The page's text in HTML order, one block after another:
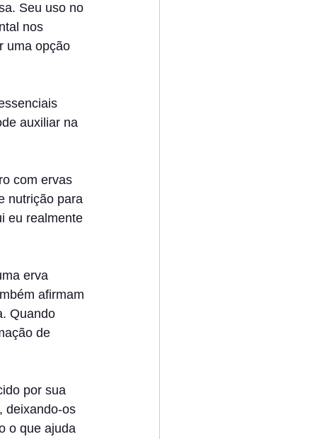
Seu uso no
nos
uma opção
auxiliar na
com ervas
nutrição para
eu realmente
erva
afirmam
Quando
de
por sua
deixando-os
o que ajuda